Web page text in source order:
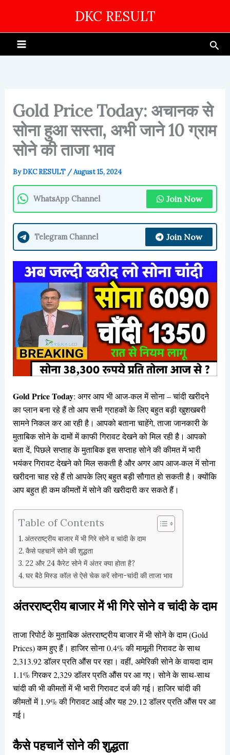
content
DKC RESULT
Gold Price Today: अचानक से
सोना हुआ सस्ता, अभी जाने 10 ग्राम
सोने की ताजा भाव
ByDKC RESULT /August 15, 2024
WhatsApp Channel Join Now
Telegram Channel Join Now
Gold Price Today: अगर आप भी आज-कल में सोना – चांदी खरीदने
का प्लान बना रहे हैं तो आप सभी ग्राहकों के लिए बहुत बड़ी खुशखबरी
सामने निकल कर आ रही है। आपको बताना चाहेंगे, ताजा जानकारी के
मुताबिक सोने के दामों में काफी गिरावट देखने को मिल रही है। आपको
बता दें, पिछले सप्ताह के मुताबिक इस सप्ताह सोने की कीमत में भारी
भयंकर गिरावट देखने को मिल सकती है और अगर आप आज-कल में सोना
खरीदना चाह रहे हैं तो आपके लिए बहुत बड़ी सौगात हो सकती है। क्योंकि
आप बहुत ही कम कीमतों में सोने की खरीदारी कर सकते हैं।
Table of Contents
अंतरराष्ट्रीय बाजार में भी गिरे सोने व चांदी के दाम
कैसे पहचानें सोने की शुद्धता
22 और 24 कैरेट सोने में अंतर क्या होता है?
घर बैठे मिस्ड कॉल से ऐसे चेक करें सोना-चांदी की ताजा भाव
अंतरराष्ट्रीय बाजार में भी गिरे सोने व चांदी के दाम
ताजा रिपोर्ट के मुताबिक अंतरराष्ट्रीय बाजार में भी सोने के दाम (Gold
Prices) कम हुए हैं। हाजिर सोना 0.4% की मामूली गिरावट के साथ
2,313.92 डॉलर प्रति औंस पर रहा। वहीं, अमेरिकी सोने के वायदा दाम
1.1% गिरकर 2,329 डॉलर प्रति औंस पर आ गए। सोने के साथ-साथ
चांदी की भी कीमतों में भी भारी गिरावट दर्ज की गई। हाजिर चांदी की
कीमतों में 1.9% की गिरावट आई और यह 29.12 डॉलर प्रति औंस पर आ
गई।
कैसे पहचानें सोने की शुद्धता